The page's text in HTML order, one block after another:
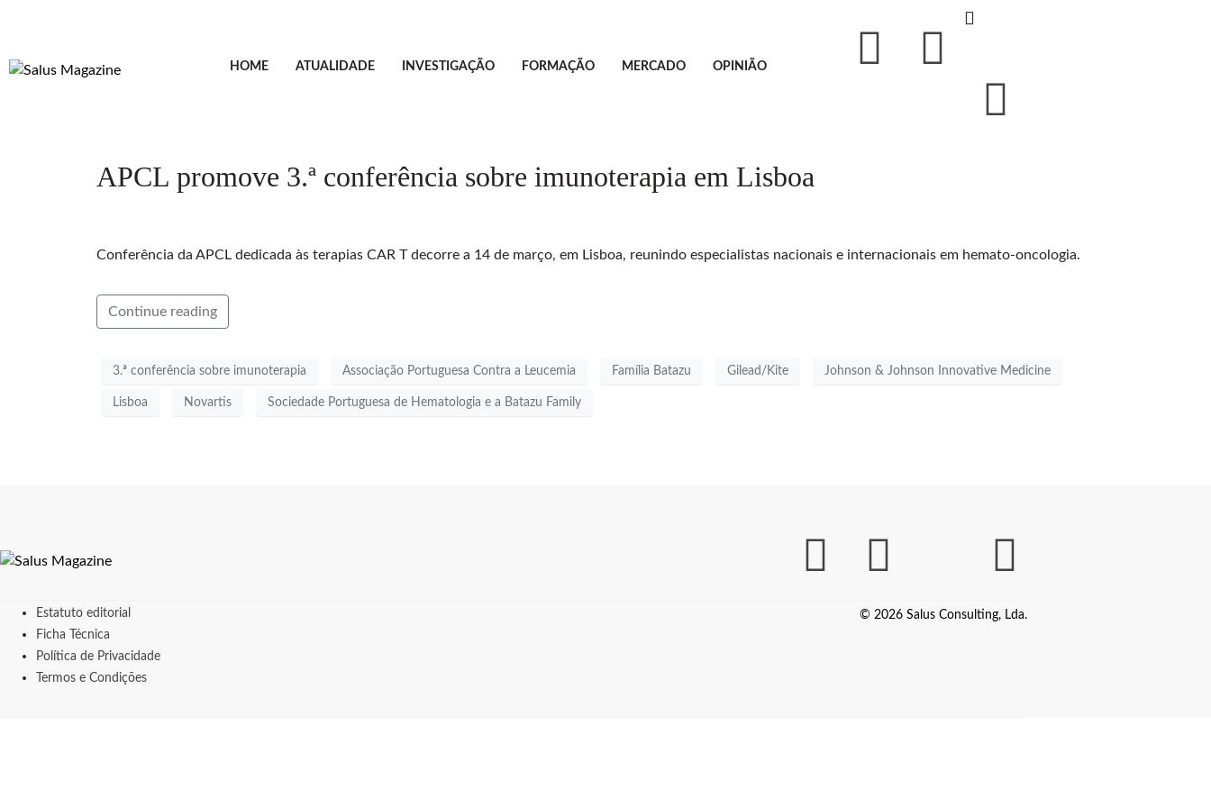
HOME ATUALIDADE INVESTIGAÇÃO FORMAÇÃO MERCADO OPINIÃO
APCL promove 3.ª conferência sobre imunoterapia em Lisboa
Conferência da APCL dedicada às terapias CAR T decorre a 14 de março, em Lisboa, reunindo especialistas nacionais e internacionais em hemato-oncologia.
Continue reading
3.ª conferência sobre imunoterapia Associação Portuguesa Contra a Leucemia Família Batazu Gilead/Kite Johnson & Johnson Innovative Medicine
Lisboa Novartis Sociedade Portuguesa de Hematologia e a Batazu Family
Estatuto editorial
Ficha Técnica
Política de Privacidade
Termos e Condições
© 2026 Salus Consulting, Lda.